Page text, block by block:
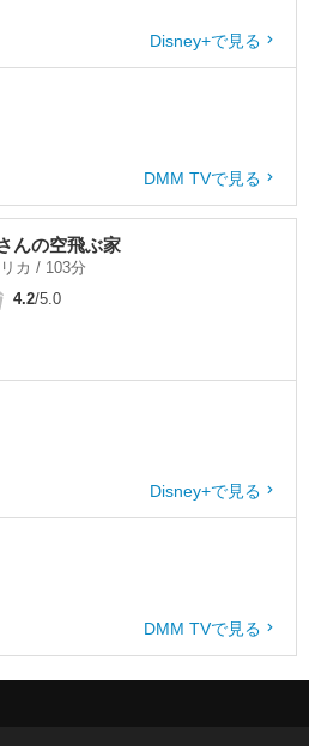
Disney+で見る
DMM TVで見る
んの空飛ぶ家
カ / 103分
4.2/5.0
Disney+で見る
DMM TVで見る